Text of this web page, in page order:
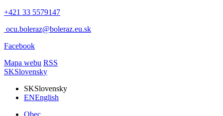
+421 33 5579147
ocu.boleraz@boleraz.eu.sk
Facebook
Mapa webu RSS
SKSlovensky
SKSlovensky
ENEnglish
Obec